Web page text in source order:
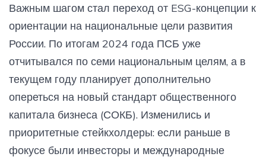
Важным шагом стал переход от ESG-концепции к
ориентации на национальные цели развития
России. По итогам 2024 года ПСБ уже
отчитывался по семи национальным целям, а в
текущем году планирует дополнительно
опереться на новый стандарт общественного
капитала бизнеса (СОКБ). Изменились и
приоритетные стейкхолдеры: если раньше в
фокусе были инвесторы и международные